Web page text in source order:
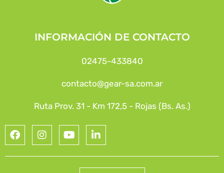
INFORMACIÓN DE CONTACTO
02475-433840
contacto@gear-sa.com.ar
Ruta Prov. 31 - Km 172,5 - Rojas (Bs. As.)